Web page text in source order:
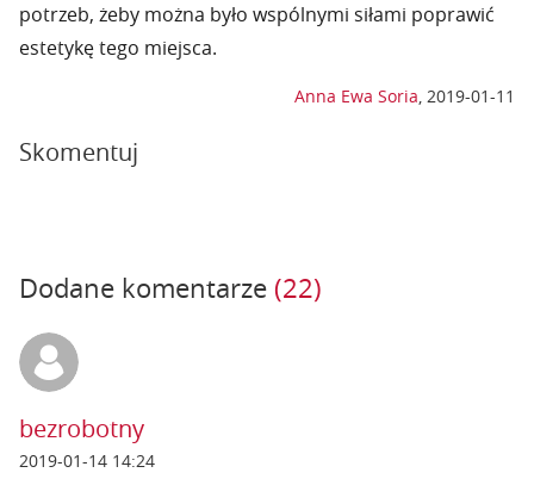
potrzeb, żeby można było wspólnymi siłami poprawić
estetykę tego miejsca.
Anna Ewa Soria, 2019-01-11
Skomentuj
Dodane komentarze (22)
bezrobotny
2019-01-14 14:24